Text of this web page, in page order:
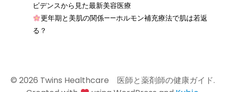
ビデンスから見た最新美容医療
更年期と美肌の関係——ホルモン補充療法で肌は若返
る？
© 2026 Twins Healthcare 医師と薬剤師の健康ガイド.